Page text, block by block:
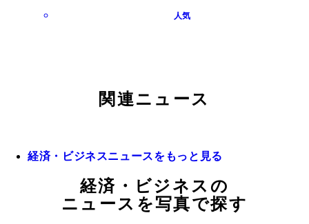
人気
関連ニュース
経済・ビジネスニュースをもっと見る
経済・ビジネスの
ニュースを写真で探す